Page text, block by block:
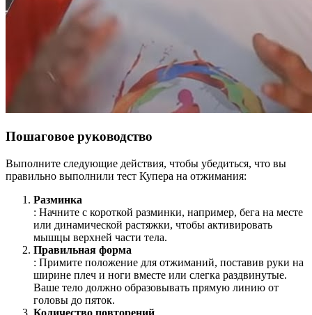
Пошаговое руководство
Выполните следующие действия, чтобы убедиться, что вы
правильно выполнили тест Купера на отжимания:
Разминка
: Начните с короткой разминки, например, бега на месте
или динамической растяжки, чтобы активировать
мышцы верхней части тела.
Правильная форма
: Примите положение для отжиманий, поставив руки на
ширине плеч и ноги вместе или слегка раздвинутые.
Ваше тело должно образовывать прямую линию от
головы до пяток.
Количество повторений